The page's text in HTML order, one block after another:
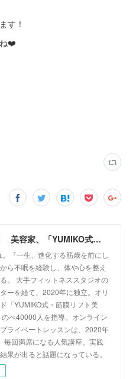
す！
ね❤️
奇跡の50代 美容家、「YUMIKO式・筋膜リフト美顔」創設者 佐藤由美子 公式ホームページ
『一生、進化する筋歳を前にし
ら不眠を経験し、体や心を整え
。 大手フィットネススタジオの
ーを経て、2020年に独立。オリ
「YUMIKO式・筋膜リフト美
べ40000人を指導。オンライン
ライベートレッスンは、2020年
毎回満席になる人気講座。実践
果が出ると話題になっている。